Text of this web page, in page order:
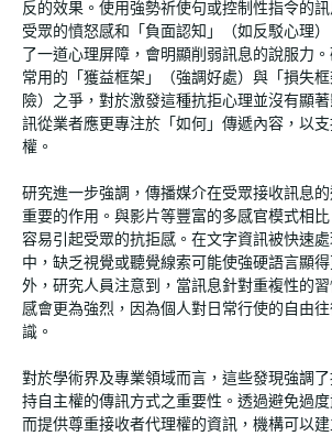
反的效果。使用強勢祈使句或控制性指令的
受眾的憤怒感和「負面認知」（如反駁心理
了一道心理屏障，會明顯削弱訊息的說服力
常用的「獲益框架」（強調好處）與「損失
險）之爭，對於激發這種抗拒心理並沒有顯
訊從業者應更專注於「如何」傳遞內容，以
權。
研究進一步強調，傳播媒介在受眾接收訊息
重要的作用。與影片等豐富的多感官模式相
容易引起受眾的抗拒感。在文字資訊被快速
中，缺乏視覺或聽覺線索可能使強硬語言顯
外，研究人員注意到，當訊息針對重複性的
感會更為強烈，因為個人對日常行使的自由
識。
對於學術界及專業領域而言，這些發現強調
持自主權的傳訊方式之重要性。透過避免過
而提供尊重接收者代理權的資訊，機構可以